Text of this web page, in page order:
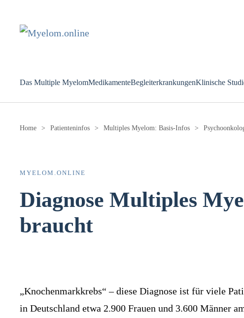
Das Multiple MyelomMedikamenteBegleiterkrankungenKlinische
Home Patienteninfos Multiples Myelom: Basis-Infos
MYELOM.ONLINE
Diagnose Multiples
braucht
„Knochenmarkkrebs“ – diese Diagnose ist für viele
in Deutschland etwa 2.900 Frauen und 3.600 Männer